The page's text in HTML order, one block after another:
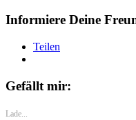
Informiere Deine
Teilen
Gefällt mir:
Lade...